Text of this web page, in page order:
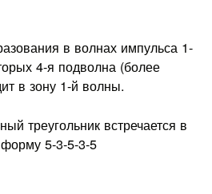
в волнах импульса 1-
4-я подволна (более
в зону 1-й волны.
треугольник встречается в
5-3-5-3-5